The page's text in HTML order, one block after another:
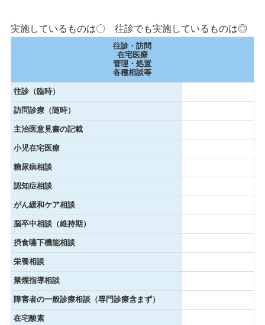
実施しているものは〇 往診でも実施しているものは◎
往診・訪問
在宅医療
管理・処置
各種相談等
往診（臨時）
訪問診療（随時）
主治医意見書の記載
小児在宅医療
糖尿病相談
認知症相談
がん緩和ケア相談
脳卒中相談（維持期）
摂食嚥下機能相談
栄養相談
禁煙指導相談
障害者の一般診療相談（専門診療含まず）
在宅酸素